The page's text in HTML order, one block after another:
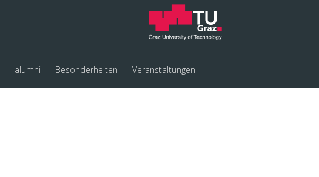
alumni Besonderheiten Veranstaltungen